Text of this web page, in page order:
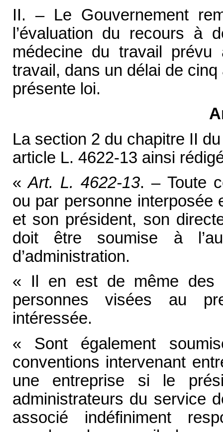
II. – Le Gouvernement
l’évaluation du recours à
médecine du travail
travail, dans un délai de
présente loi.
La section 2 du chapitre II
article L. 4622-13 ainsi
«Art. L. 4622-13. – Toute
ou par personne interposée
et son président, son
doit être soumise à
d’administration.
« Il en est de même des
personnes visées au
intéressée.
« Sont également
conventions intervenant
une entreprise si le
administrateurs du service
associé indéfiniment